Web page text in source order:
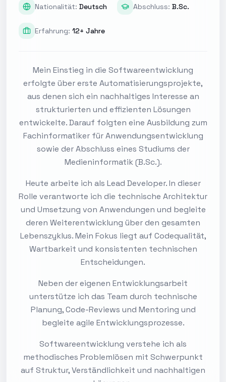
Nationalität: Deutsch Abschluss: B.Sc.
Erfahrung: 12+ Jahre
Mein Einstieg in die Softwareentwicklung
erfolgte über erste Automatisierungsprojekte,
aus denen sich ein nachhaltiges Interesse an
strukturierten und effizienten Lösungen
entwickelte. Darauf folgten eine Ausbildung zum
Fachinformatiker für Anwendungsentwicklung
sowie der Abschluss eines Studiums der
Medieninformatik (B.Sc.).
Heute arbeite ich als Lead Developer. In dieser
Rolle verantworte ich die technische Architektur
und Umsetzung von Anwendungen und begleite
deren Weiterentwicklung über den gesamten
Lebenszyklus. Mein Fokus liegt auf Codequalität,
Wartbarkeit und konsistenten technischen
Entscheidungen.
Neben der eigenen Entwicklungsarbeit
unterstütze ich das Team durch technische
Planung, Code-Reviews und Mentoring und
begleite agile Entwicklungsprozesse.
Softwareentwicklung verstehe ich als
methodisches Problemlösen mit Schwerpunkt
auf Struktur, Verständlichkeit und nachhaltigen